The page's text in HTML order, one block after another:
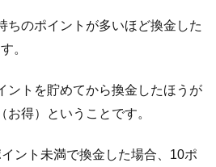
ちのポイントが多いほど換金した
。
ントを貯めてから換金したほうが
得）ということです。
ント未満で換金した場合、10ポ